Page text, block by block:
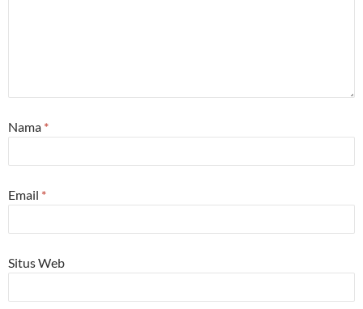
Nama *
Email *
Situs Web